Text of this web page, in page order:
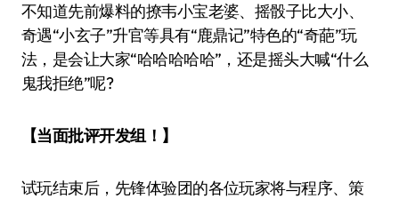
不知道先前爆料的撩韦小宝老婆、摇骰子比大小、
奇遇“小玄子”升官等具有“鹿鼎记”特色的“奇葩”玩
法，是会让大家“哈哈哈哈哈”，还是摇头大喊“什么
鬼我拒绝”呢?
【当面批评开发组！】
试玩结束后，先锋体验团的各位玩家将与程序、策